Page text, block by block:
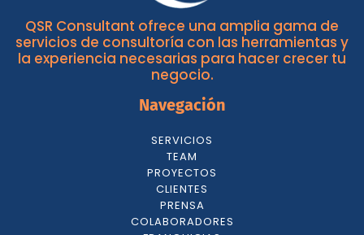
QSR Consultant ofrece una amplia gama de
servicios de consultoría con las herramientas y
la experiencia necesarias para hacer crecer tu
negocio.
Navegación
SERVICIOS
TEAM
PROYECTOS
CLIENTES
PRENSA
COLABORADORES